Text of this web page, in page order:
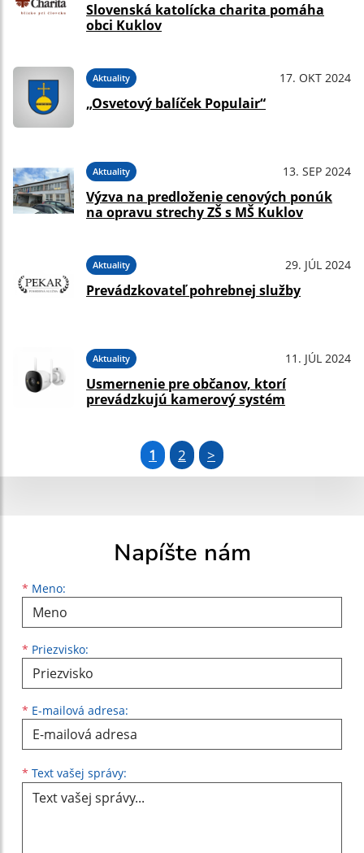
Slovenská katolícka charita pomáha
obci Kuklov
Aktuality 17. OKT 2024
„Osvetový balíček Populair“
Aktuality 13. SEP 2024
Výzva na predloženie cenových ponúk
na opravu strechy ZŠ s MŠ Kuklov
Aktuality 29. JÚL 2024
Prevádzkovateľ pohrebnej služby
Aktuality 11. JÚL 2024
Usmernenie pre občanov, ktorí
prevádzkujú kamerový systém
1 2 >
Napíšte nám
* Meno:
Meno
* Priezvisko:
Priezvisko
* E-mailová adresa:
E-mailová adresa
* Text vašej správy: